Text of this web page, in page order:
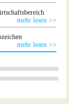
mehr lesen >>
mehr lesen >>